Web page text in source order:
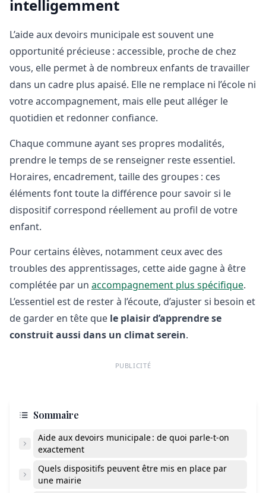
intelligemment
L’aide aux devoirs municipale est souvent une
opportunité précieuse : accessible, proche de chez
vous, elle permet à de nombreux enfants de travailler
dans un cadre plus apaisé. Elle ne remplace ni l’école ni
votre accompagnement, mais elle peut alléger le
quotidien et redonner confiance.
Chaque commune ayant ses propres modalités,
prendre le temps de se renseigner reste essentiel.
Horaires, encadrement, taille des groupes : ces
éléments font toute la différence pour savoir si le
dispositif correspond réellement au profil de votre
enfant.
Pour certains élèves, notamment ceux avec des
troubles des apprentissages, cette aide gagne à être
complétée par un accompagnement plus spécifique.
L’essentiel est de rester à l’écoute, d’ajuster si besoin et
de garder en tête que le plaisir d’apprendre se
construit aussi dans un climat serein.
PUBLICITÉ
Sommaire
Aide aux devoirs municipale : de quoi parle-t-on
exactement
Quels dispositifs peuvent être mis en place par
une mairie